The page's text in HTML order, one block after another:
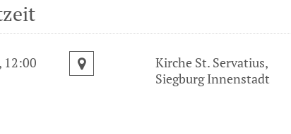
12:00
Kirche St. Servatius,
Siegburg Innenstadt